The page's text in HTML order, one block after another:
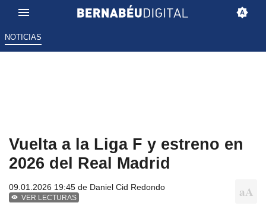
NOTICIAS
Vuelta a la Liga F y estreno en
2026 del Real Madrid
09.01.2026 19:45 de Daniel Cid Redondo
VER LECTURAS